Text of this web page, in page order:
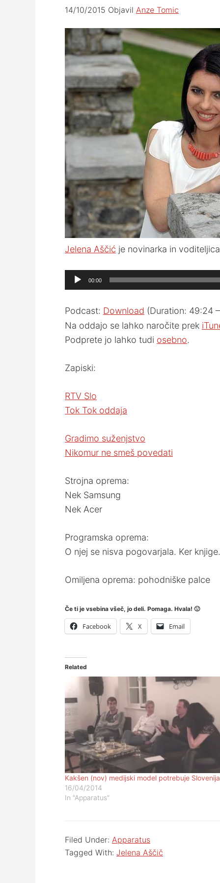
14/10/2015 Objavil Anze Tomic
Jelena Aščić je novinarka in
Audio
Player
00:00
Podcast: Download (Duration: 49:24
Na oddajo se lahko naročite prek
Podprete jo lahko tudi osebno.
Zapiski:
RTV Slo
Tok Tok oddaja
Gradimo suženjstvo
Nikomur ne smeš povedati
Strojna oprema:
Nek Samsung
Nek Acer
Programska oprema:
O njej se nisva pogovarjala. Ker knjige.
Omiljena oprema: pohodniške palce
Če ti je vsebina všeč, jo deli. Pomaga. Hvala! 🙂
Facebook X Email
Related
Kakšen (nov) medijski model potrebuje
16/04/2014
In "Apparatus"
Filed Under: Apparatus
Tagged With: Jelena Aščič